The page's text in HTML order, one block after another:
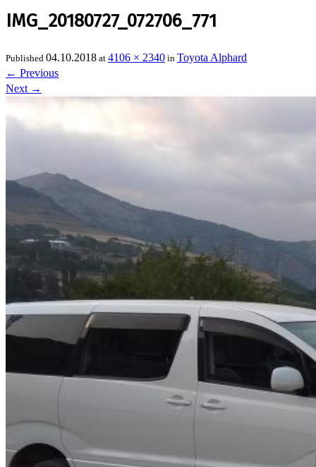
IMG_20180727_072706_771
Published 04.10.2018 at 4106 × 2340 in Toyota Alphard
← Previous
Next →